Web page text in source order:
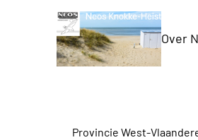
Over
Provincie West-